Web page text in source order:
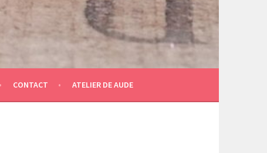
CONTACT ATELIER DE AUDE